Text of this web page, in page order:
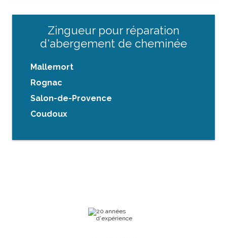
Zingueur pour réparation
d'abergement de cheminée
Mallemort
Rognac
Salon-de-Provence
Coudoux